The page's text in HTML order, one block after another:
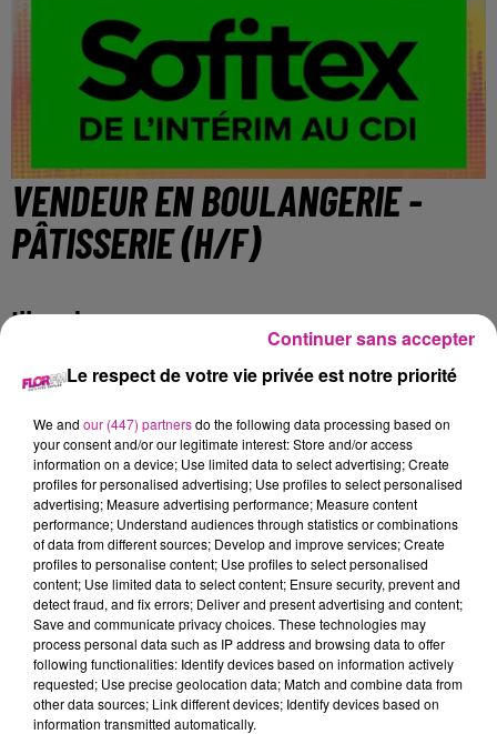
VENDEUR EN BOULANGERIE -
PÂTISSERIE (H/F)
Illzach
Leader dans nos spécialités, le Groupe Poulaillon est une
entreprise familiale en fort développement disposant de
plusieurs sites de production et de 65 points de vente dans le
nord-est de la France. Fort de ses 50 ans d'expérience et de
ses 1000 collaborateurs, le Groupe Poulaillon propose un
panel de métiers autour de la boulangerie, viennoiserie,
pâtisserie, sandwicherie, traiteur et des eaux minérales. Doté
d'une forte culture d'entreprise, le groupe Poulaillon offre de
grandes possibilités d'évolutions vers des postes très variés.
Dans le cadre de notre développement, nous recrutons un
Vendeur polyvalent (H/F) à temps plein.
Vous assurez la mise en place et la vente des produits de la
Le respect de votre vie privée est notre priorité
We and our (447) partnersdo the following data processing based on
your consent and/or our legitimate interest: Store and/or access
information on a device; Use limited data to select advertising; Create
profiles for personalised advertising; Use profiles to select personalised
advertising; Measure advertising performance; Measure content
performance; Understand audiences through statistics or combinations
of data from different sources; Develop and improve services; Create
profiles to personalise content; Use profiles to select personalised
content; Use limited data to select content; Ensure security, prevent and
detect fraud, and fix errors; Deliver and present advertising and content;
Save and communicate privacy choices. These technologies may
process personal data such as IP address and browsing data to offer
following functionalities: Identify devices based on information actively
requested; Use precise geolocation data; Match and combine data from
other data sources; Link different devices; Identify devices based on
information transmitted automatically.
Continuer sans accepter